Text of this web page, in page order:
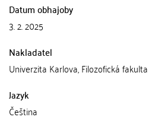
Datum obhajoby
3. 2. 2025
Nakladatel
Univerzita Karlova, Filozofická fakulta
Jazyk
Čeština